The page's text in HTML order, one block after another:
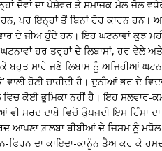
ਦੋਵਾਂ ਦਾ ਪੇਸ਼ੇਵਰ ਤੇ ਸਮਾਜਕ ਮੇਲ-ਜੋਲ
ਪਰ ਇਨ੍ਹਾਂ ਤੋਂ ਬਿਨਾਂ ਹੋਰ ਕਾਰਨ ਹਨ।
ਦੇ ਜੀਅ ਹੁੰਦੇ ਹਨ। ਇਹ ਘਟਨਾਵਾਂ ਕੁਝ
ਹਰ ਤਰ੍ਹਾਂ ਦੇ ਲਿਬਾਸਾਂ, ਹਰ ਵੇਲੇ
ਸਾਰੇ ਜਣੇ ਲਿਬਾਸ ਨੂੰ ਅਜਿਹੀਆਂ
ਹੋਣੀ ਚਾਹੀਦੀ ਹੈ। ਦੁਨੀਆਂ ਭਰ ਦੇ
ਵਿਚ ਕੋਈ ਭੂਮਿਕਾ ਨਹੀਂ ਹੈ। ਇਹ ਸਲਵਾਰ-
ਮਰਦ ਦਾਬੇ ਵਿਚੋਂ ਉਪਜਦੀ ਇਸ ਹਿੰਸਾ
ਆਪਣਾ ਗ਼ਲਬਾ ਬੀਬੀਆਂ ਦੇ ਜਿਸਮ ਨੂੰ
ਦਾ ਕਾਇਦਾ-ਕਾਨੂੰਨ ਤੈਅ ਕਰ ਕੇ